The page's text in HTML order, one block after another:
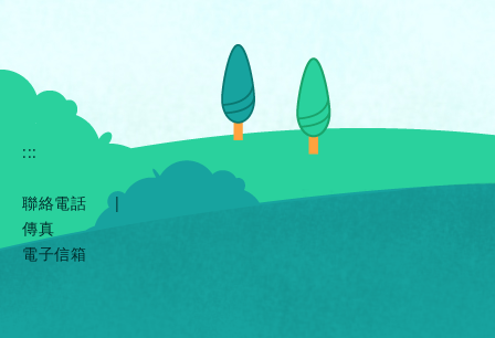
:::
聯絡電話
|
傳真
電子信箱